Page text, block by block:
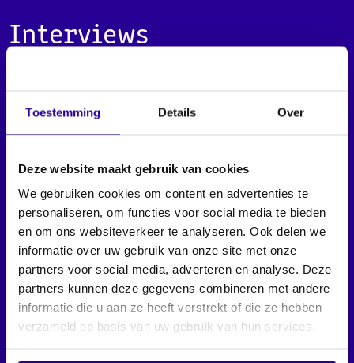
Toestemming Details Over
Deze website maakt gebruik van cookies
We gebruiken cookies om content en advertenties te
personaliseren, om functies voor social media te bieden
en om ons websiteverkeer te analyseren. Ook delen we
informatie over uw gebruik van onze site met onze
partners voor social media, adverteren en analyse. Deze
partners kunnen deze gegevens combineren met andere
informatie die u aan ze heeft verstrekt of die ze hebben
verzameld op basis van uw gebruik van hun services.
Interviews
(SoCu) vlak. Van albumopnames tot sociaal-
maatschappelijke projecten met een muzikale component.
heeft ondersteund zijn ESNS, Edisons, Muzikantendag en